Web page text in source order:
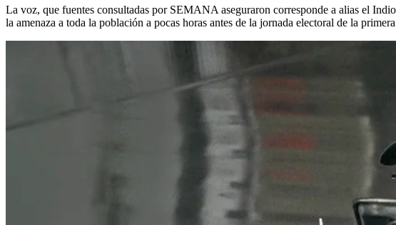
La voz, que fuentes consultadas por SEMANA aseguraron corresponde a alias el
la amenaza a toda la población a pocas horas antes de la jornada electoral de la